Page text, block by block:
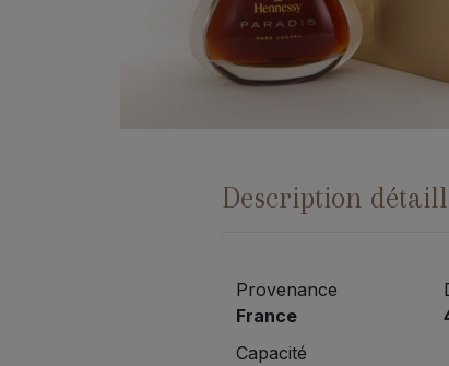
Description
Provenance
France
Capacité